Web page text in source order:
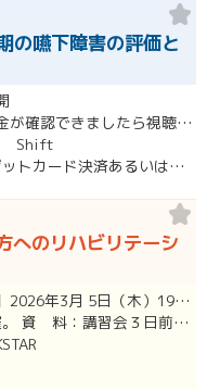
の嚥下障害の評価と
・参加費の入金が確認できましたら視聴用URLとパスワードおよび資料をお申込みいただきましたメールアドレスに送付します。
Shift
¥2,500 クレジットカード決済あるいは銀行振込となります。
へのリハビリテーシ
③【臨床編①】2026年3月 5日（木）19:00〜21:00（アーカイブ配信１ヶ月間） ④【臨床編②】2026年…開催
資 料：講習会３日前までに、PDFデータまたはGoogleドライブにてお送りいたします。